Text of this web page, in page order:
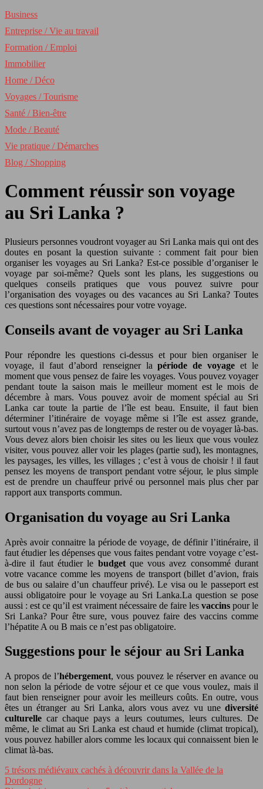
Business
Entreprise / Vie au travail
Formation / Emploi
Immobilier
Home / Déco
Voyages / Tourisme
Santé / Bien-être
Mode / Beauté
Vie pratique / Démarches
Blog / Shopping
Comment réussir son voyage
au Sri Lanka ?
Plusieurs personnes voudront voyager au Sri Lanka mais qui ont des
doutes en posant la question suivante : comment fait pour bien
organiser les voyages au Sri Lanka? Est-ce possible d’organiser le
voyage par soi-même? Quels sont les plans, les suggestions ou
quelques conseils pratiques que vous pouvez suivre pour
l’organisation des voyages ou des vacances au Sri Lanka? Toutes
ces questions sont nécessaires pour votre voyage.
Conseils avant de voyager au Sri Lanka
Pour répondre les questions ci-dessus et pour bien organiser le
voyage, il faut d’abord renseigner lapériode de voyageet le
moment que vous pensez de faire les voyages. Vous pouvez voyager
pendant toute la saison mais le meilleur moment est le mois de
décembre à mars. Vous pouvez avoir de moment spécial au Sri
Lanka car toute la partie de l’île est beau. Ensuite, il faut bien
déterminer l’itinéraire de voyage même si l’île est assez grande,
surtout vous n’avez pas de longtemps de rester ou de voyager là-bas.
Vous devez alors bien choisir les sites ou les lieux que vous voulez
visiter, vous pouvez aller voir les plages (partie sud), les montagnes,
les paysages, les villes, les villages ; c’est à vous de choisir ! il faut
pensez les moyens de transport pendant votre séjour, le plus simple
est de prendre un chauffeur privé ou personnel mais plus cher par
rapport aux transports commun.
Organisation du voyage au Sri Lanka
Après avoir connaitre la période de voyage, de définir l’itinéraire, il
faut étudier les dépenses que vous faites pendant votre voyage c’est-
à-dire il faut étudier le budget que vous avez consommé durant
votre vacance comme les moyens de transport (billet d’avion, frais
de bus ou salaire d’un chauffeur privé). Le visa ou le passeport est
aussi obligatoire pour le voyage au Sri Lanka.La question se pose
aussi : est ce qu’il est vraiment nécessaire de faire les vaccins pour le
Sri Lanka? Pour être sure, vous pouvez faire des vaccins comme
l’hépatite A ou B mais ce n’est pas obligatoire.
Suggestions pour le séjour au Sri Lanka
A propos de l’hébergement, vous pouvez le réserver en avance ou
non selon la période de votre séjour et ce que vous voulez, mais il
faut bien renseigner pour avoir les meilleurs coûts. En outre, vous
êtes un étranger au Sri Lanka, alors vous avez vu une diversité
culturellecar chaque pays a leurs coutumes, leurs cultures. De
même, le climat au Sri Lanka est chaud et humide (climat tropical),
vous pouvez habiller alors comme les locaux qui connaissent bien le
climat là-bas.
5 trésors médiévaux cachés à découvrir dans la Vallée de la
Dordogne